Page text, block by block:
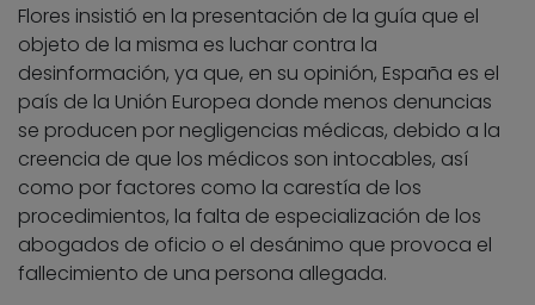
Flores insistió en la presentación de la guía que el
objeto de la misma es luchar contra la
desinformación, ya que, en su opinión, España es el
país de la Unión Europea donde menos denuncias
se producen por negligencias médicas, debido a la
creencia de que los médicos son intocables, así
como por factores como la carestía de los
procedimientos, la falta de especialización de los
abogados de oficio o el desánimo que provoca el
fallecimiento de una persona allegada.